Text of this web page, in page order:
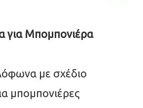
για Μπομπονιέρα
με σχέδιο
μπομπονιέρες